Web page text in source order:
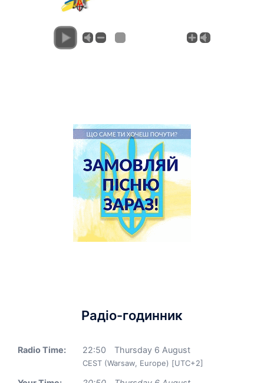
Радіо-годинник
Radio Time: 22:50 Thursday 6 August
CEST (Warsaw, Europe) [UTC+2]